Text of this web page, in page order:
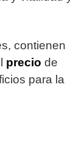
contienen
precio de
para la